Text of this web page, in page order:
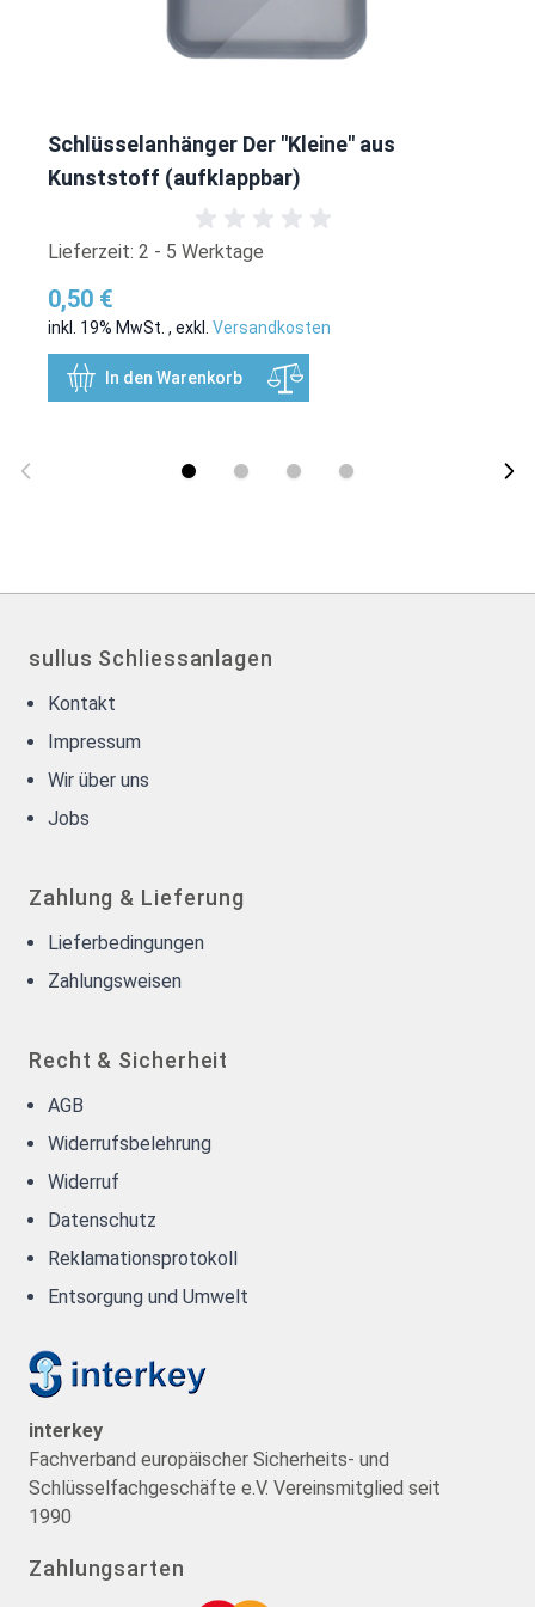
Schlüsselanhänger Der "Kleine" aus
Kunststoff (aufklappbar)
Lieferzeit: 2 - 5 Werktage
0,50 €
inkl. 19% MwSt. , exkl. Versandkosten
In den Warenkorb
sullus Schliessanlagen
Kontakt
Impressum
Wir über uns
Jobs
Zahlung & Lieferung
Lieferbedingungen
Zahlungsweisen
Recht & Sicherheit
AGB
Widerrufsbelehrung
Widerruf
Datenschutz
Reklamationsprotokoll
Entsorgung und Umwelt
interkey
Fachverband europäischer Sicherheits- und
Schlüsselfachgeschäfte e.V. Vereinsmitglied seit
1990
Zahlungsarten